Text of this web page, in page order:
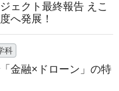
ェクト最終報告 えこ
へ発展！
科
金融×ドローン」の特